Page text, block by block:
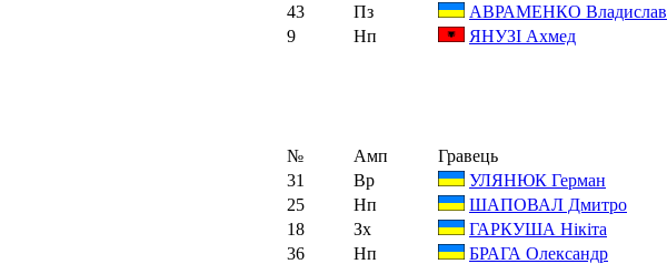
43 Пз
АВРАМЕНКО Владислав
9 Нп ЯНУЗІ Ахмед
№ Амп
Гравець
31 Вр
УЛЯНЮК Герман
25 Нп
ШАПОВАЛ Дмитро
18 Зх
ГАРКУША Нікіта
36 Нп
БРАГА Олександр